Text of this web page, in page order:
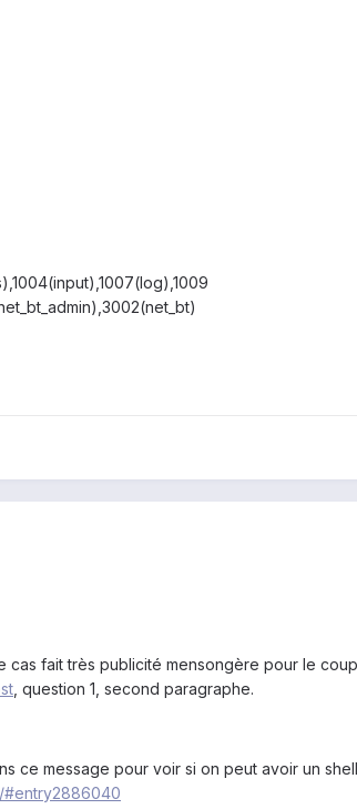
cas fait très publicité mensongère pour le
, question 1, second paragraphe.
ce message pour voir si on peut avoir un